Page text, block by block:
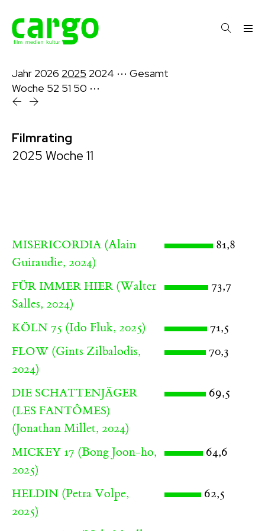
Jahr 2026 2025 2024 ⋯ Gesamt
Woche 52 51 50 ⋯
Filmrating
2025 Woche 11
MISERICORDIA (Alain
Guiraudie, 2024)
81,8
FÜR IMMER HIER (Walter
Salles, 2024)
73,7
KÖLN 75 (Ido Fluk, 2025) 71,5
FLOW (Gints Zilbalodis,
2024)
70,3
DIE SCHATTENJÄGER
(LES FANTÔMES)
(Jonathan Millet, 2024)
69,5
MICKEY 17 (Bong Joon-ho,
2025)
64,6
HELDIN (Petra Volpe,
2025)
62,5